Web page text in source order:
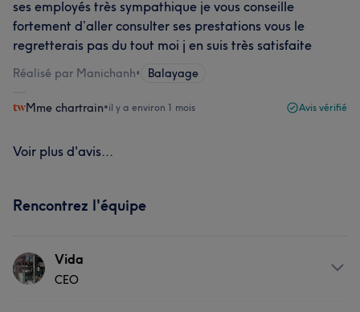
ses employés très sympathique je vous conseille
fortement d’aller consulter ses prestations vous le
regretterais pas du tout moi j en suis très satisfaite
Réalisé par Manichanh• Balayage
Mme chartrain•il y a environ 1 mois Avis vérifié
Voir plus d'avis...
Rencontrez l'équipe
Vida
CEO